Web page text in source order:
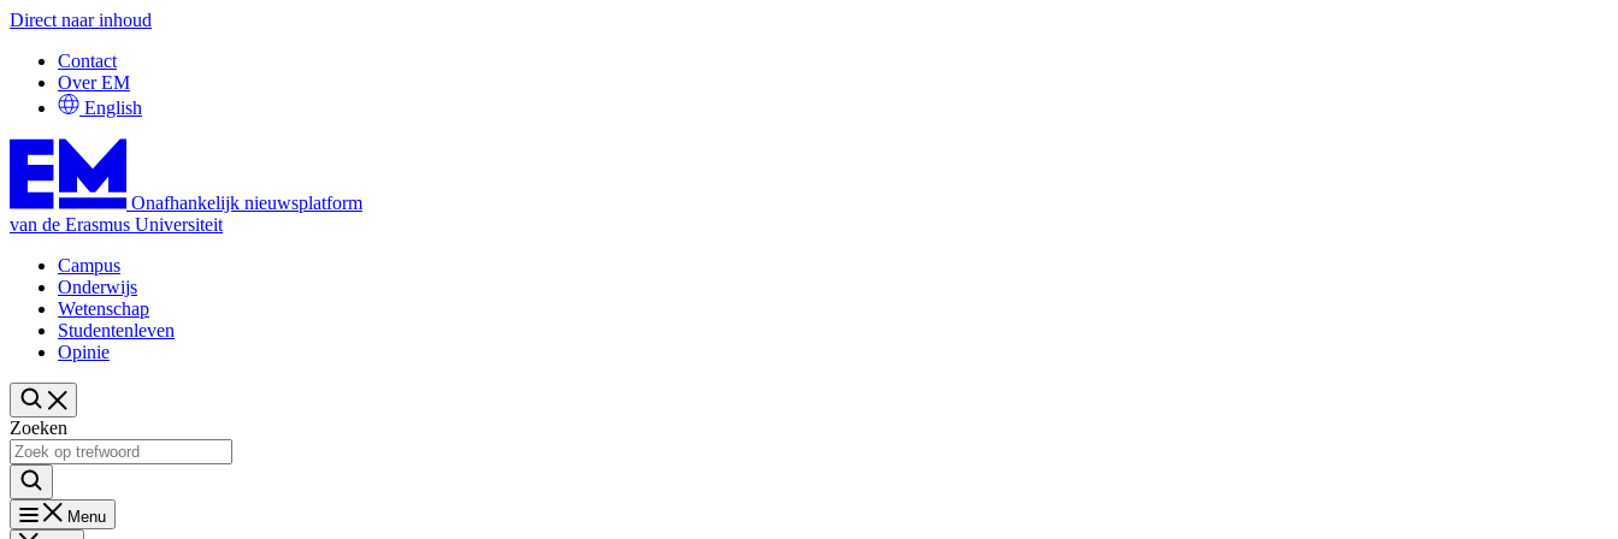
Direct naar inhoud
Contact
Over EM
English
Onafhankelijk nieuwsplatform
van de Erasmus Universiteit
Campus
Onderwijs
Wetenschap
Studentenleven
Opinie
Zoeken
Menu